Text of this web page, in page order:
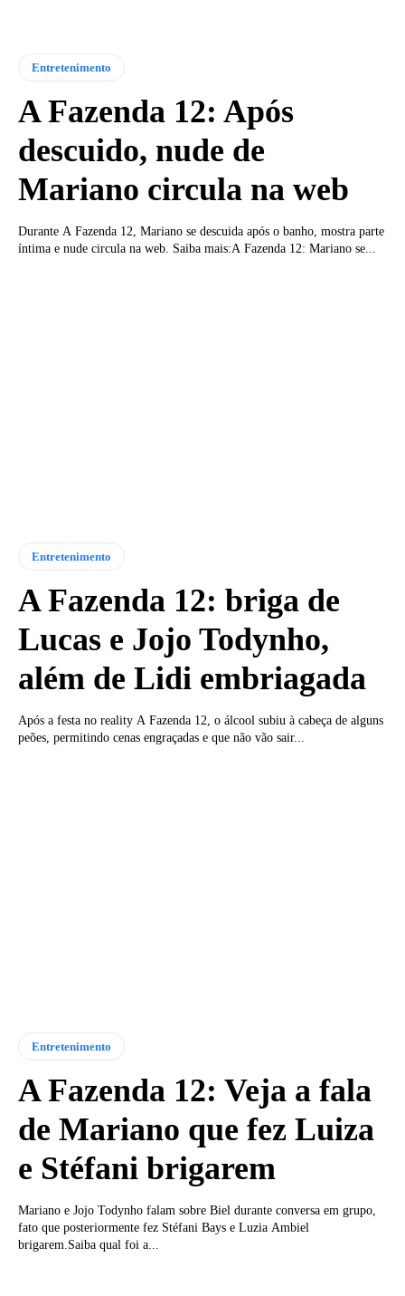
Entretenimento
A Fazenda 12: Após
descuido, nude de
Mariano circula na web
Durante A Fazenda 12, Mariano se descuida após o banho, mostra parte
íntima e nude circula na web. Saiba mais:A Fazenda 12: Mariano se...
Entretenimento
A Fazenda 12: briga de
Lucas e Jojo Todynho,
além de Lidi embriagada
Após a festa no reality A Fazenda 12, o álcool subiu à cabeça de alguns
peões, permitindo cenas engraçadas e que não vão sair...
Entretenimento
A Fazenda 12: Veja a fala
de Mariano que fez Luiza
e Stéfani brigarem
Mariano e Jojo Todynho falam sobre Biel durante conversa em grupo,
fato que posteriormente fez Stéfani Bays e Luzia Ambiel
brigarem.Saiba qual foi a...